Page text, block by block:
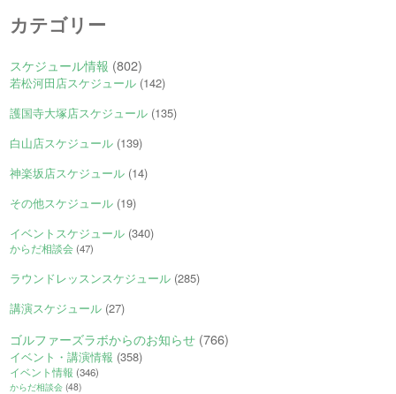
カテゴリー
スケジュール情報 (802)
若松河田店スケジュール (142)
護国寺大塚店スケジュール (135)
白山店スケジュール (139)
神楽坂店スケジュール (14)
その他スケジュール (19)
イベントスケジュール (340)
からだ相談会 (47)
ラウンドレッスンスケジュール (285)
講演スケジュール (27)
ゴルファーズラボからのお知らせ (766)
イベント・講演情報 (358)
イベント情報 (346)
からだ相談会 (48)